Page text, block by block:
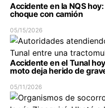
Accidente en la NQS
choque con camión
05/15/2026
Accidente en el Tunal
moto deja herido de
05/11/2026